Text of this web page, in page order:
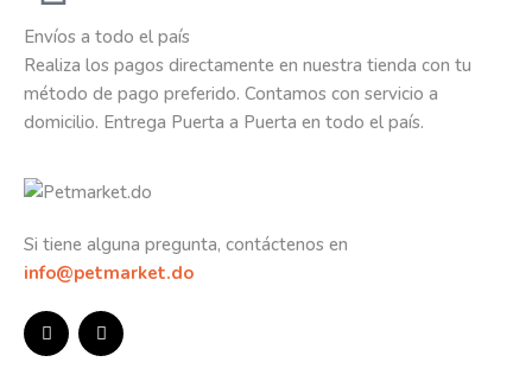
Envíos a todo el país
Realiza los pagos directamente en nuestra tienda con tu
método de pago preferido. Contamos con servicio a
domicilio. Entrega Puerta a Puerta en todo el país.
Si tiene alguna pregunta, contáctenos en
info@petmarket.do